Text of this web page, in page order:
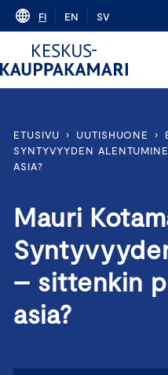
Skip
content
FI EN SV
ETUSIVU › UUTISHUONE ›
SYNTYVYYDEN
ASIA?
Mauri
– sittenkin
asia?